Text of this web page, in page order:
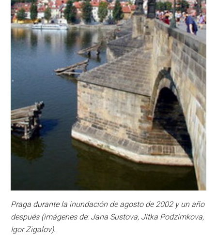
Praga durante la inundación de agosto de 2002 y un año
después (imágenes de: Jana Sustova, Jitka Podzimkova,
Igor Zigalov).